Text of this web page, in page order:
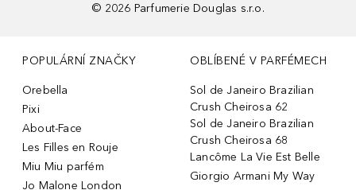
© 2026 Parfumerie Douglas s.r.o.
POPULÁRNÍ ZNAČKY
Orebella
Pixi
About-Face
Les Filles en Rouje
Miu Miu parfém
Jo Malone London
OBLÍBENÉ V PARFÉMECH
Sol de Janeiro Brazilian
Crush Cheirosa 62
Sol de Janeiro Brazilian
Crush Cheirosa 68
Lancôme La Vie Est Belle
Giorgio Armani My Way